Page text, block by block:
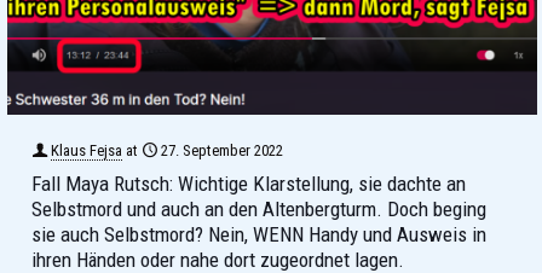
Klaus Fejsa at 27. September 2022
Fall Maya Rutsch: Wichtige Klarstellung, sie dachte an
Selbstmord und auch an den Altenbergturm. Doch beging
sie auch Selbstmord? Nein, WENN Handy und Ausweis in
ihren Händen oder nahe dort zugeordnet lagen.